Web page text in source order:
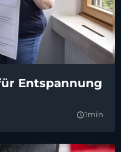
Entspannung
query_builder1min